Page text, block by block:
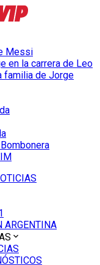
Messi
en la carrera de Leo
familia de Jorge
ARGENTINA